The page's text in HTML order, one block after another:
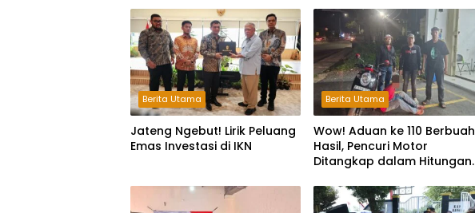
Berita Utama
Jateng Ngebut! Lirik Peluang
Emas Investasi di IKN
Berita Utama
Wow! Aduan ke 110 Berbuah
Hasil, Pencuri Motor
Ditangkap dalam Hitungan